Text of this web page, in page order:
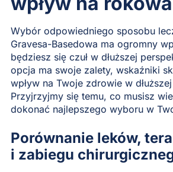
Wybór odpowiedniego sposobu
Gravesa-Basedowa ma ogromny
będziesz się czuł w dłuższej
opcja ma swoje zalety, wskaźniki
wpływ na Twoje zdrowie w
Przyjrzyjmy się temu, co musisz
dokonać najlepszego wyboru w
Porównanie leków,
i zabiegu